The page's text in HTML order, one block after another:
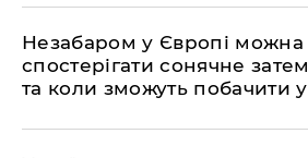
​Незабаром у Європі можна
спостерігати сонячне
та коли зможуть побачити